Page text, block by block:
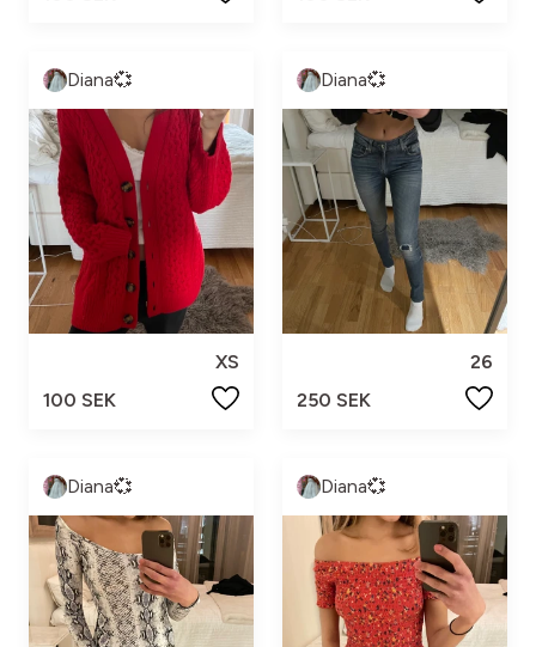
Diana💞
XS
100 SEK
Diana💞
26
250 SEK
Diana💞 Diana💞